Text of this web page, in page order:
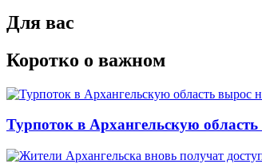
Для вас
Коротко о важном
Турпоток в Архангельскую